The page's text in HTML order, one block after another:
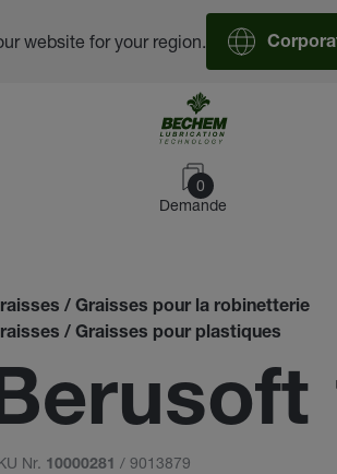
0
Demande
website for your region.
/ Graisses pour la robinetterie
/ Graisses pour plastiques
Nr. 10000281 / 9013879